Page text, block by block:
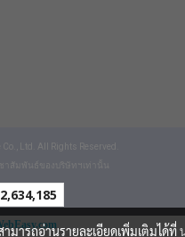
Ltd. All Rights Reserved.
าสัมพันธ์ของบริษัทฯเท่านั้น
1
มารถอ่านรายละเอียดเพิ่มเติมได้ที่